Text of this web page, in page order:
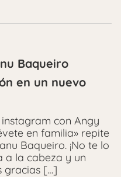
Baqueiro
en un nuevo
con Angy
en familia» repite
Baqueiro. ¡No te lo
a la cabeza y un
gracias […]